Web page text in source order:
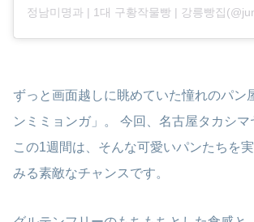
ずっと画面越しに眺めていた憧れのパン
ンミミョンガ」。 今回、名古屋タカシマ
この1週間は、そんな可愛いパンたちを
みる素敵なチャンスです。